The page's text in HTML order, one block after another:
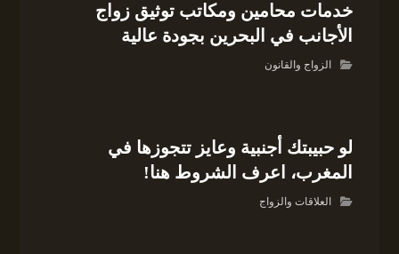
خدمات محامين ومكاتب توثيق زواج
الأجانب في البحرين بجودة عالية
الزواج والقانون
لو حبيبتك أجنبية وعايز تتجوزها في
المغرب، اعرف الشروط هنا!
العلاقات والزواج